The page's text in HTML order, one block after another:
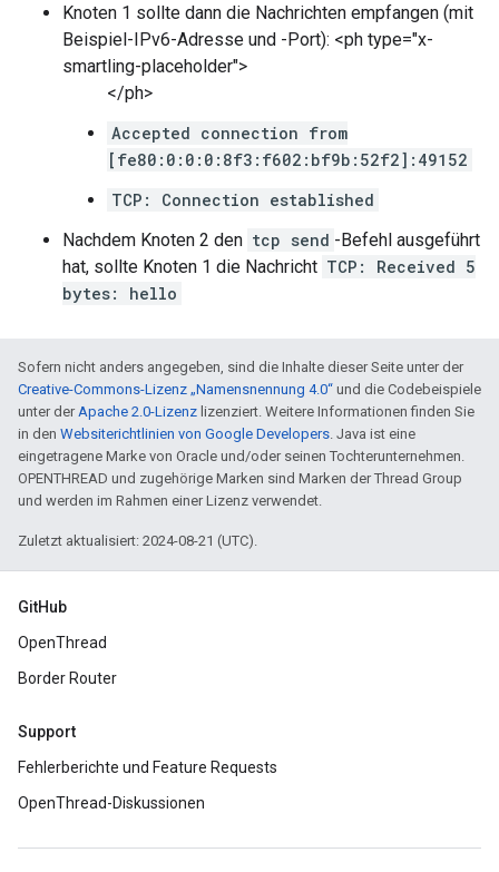
Knoten 1 sollte dann die Nachrichten empfangen (mit
Beispiel-IPv6-Adresse und -Port): <ph type="x-
smartling-placeholder">
</ph>
Accepted connection from
[fe80:0:0:0:8f3:f602:bf9b:52f2]:49152
TCP: Connection established
Nachdem Knoten 2 den tcp send -Befehl ausgeführt
hat, sollte Knoten 1 die Nachricht TCP: Received 5
bytes: hello
Sofern nicht anders angegeben, sind die Inhalte dieser Seite unter der
Creative-Commons-Lizenz „Namensnennung 4.0“ und die Codebeispiele
unter derApache 2.0-Lizenz lizenziert. Weitere Informationen finden Sie
in den Websiterichtlinien von Google Developers. Java ist eine
eingetragene Marke von Oracle und/oder seinen Tochterunternehmen.
OPENTHREAD und zugehörige Marken sind Marken der Thread Group
und werden im Rahmen einer Lizenz verwendet.
Zuletzt aktualisiert: 2024-08-21 (UTC).
GitHub
OpenThread
Border Router
Support
Fehlerberichte und Feature Requests
OpenThread-Diskussionen